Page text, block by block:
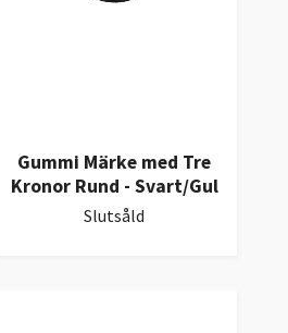
Gummi Märke med Tre
Kronor Rund - Svart/Gul
Slutsåld